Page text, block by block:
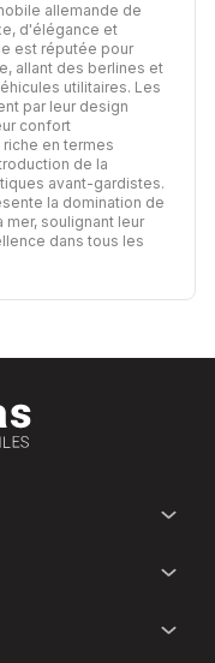
allemande de
d'élégance et
est réputée pour
allant des berlines et
utilitaires. Les
par leur design
confort
en termes
de la
avant-gardistes.
la domination de
soulignant leur
dans tous les